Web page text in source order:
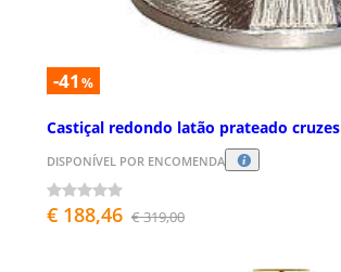
-41 %
Castiçal redondo latão prateado cruzes
DISPONÍVEL POR ENCOMENDA
€ 188,46 € 319,00